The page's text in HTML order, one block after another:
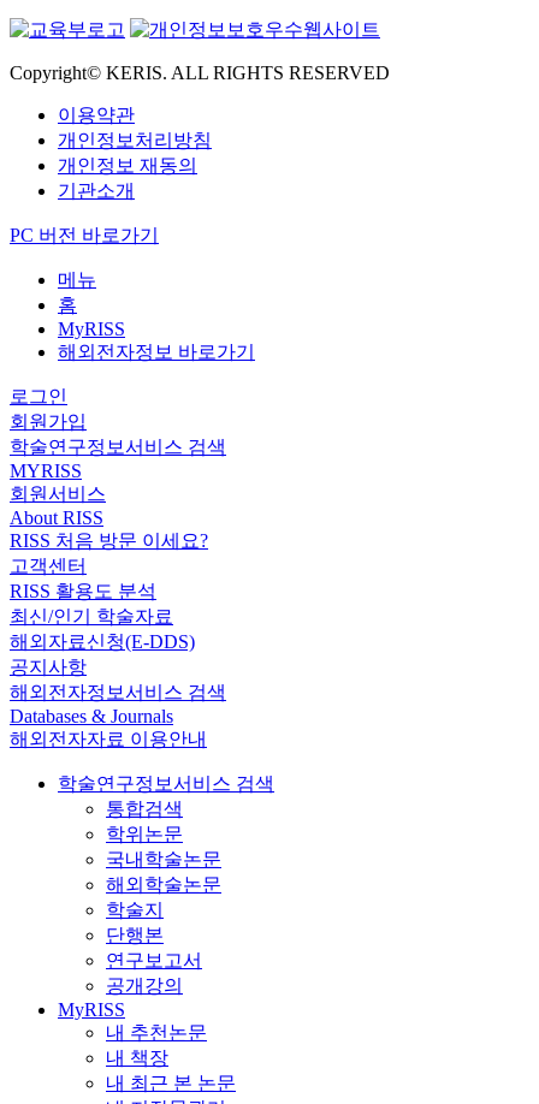
Copyright© KERIS. ALL RIGHTS RESERVED
이용약관
개인정보처리방침
개인정보 재동의
기관소개
PC 버전 바로가기
메뉴
홈
MyRISS
해외전자정보 바로가기
로그인
회원가입
학술연구정보서비스 검색
MYRISS
회원서비스
About RISS
RISS 처음 방문 이세요?
고객센터
RISS 활용도 분석
최신/인기 학술자료
해외자료신청(E-DDS)
공지사항
해외전자정보서비스 검색
Databases & Journals
해외전자자료 이용안내
학술연구정보서비스 검색
통합검색
학위논문
국내학술논문
해외학술논문
학술지
단행본
연구보고서
공개강의
MyRISS
내 추천논문
내 책장
내 최근 본 논문